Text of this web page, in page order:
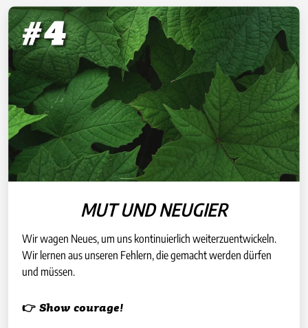
MUT UND NEUGIER
Wir wagen Neues, um uns kontinuierlich weiterzuentwickeln.
Wir lernen aus unseren Fehlern, die gemacht werden dürfen
und müssen.
👉 Show courage!